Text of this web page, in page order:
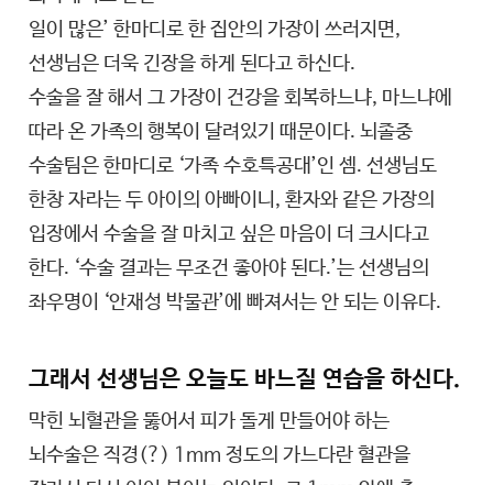
일이 많은’ 한마디로 한 집안의 가장이 쓰러지면,
선생님은 더욱 긴장을 하게 된다고 하신다.
수술을 잘 해서 그 가장이 건강을 회복하느냐, 마느냐에
따라 온 가족의 행복이 달려있기 때문이다. 뇌졸중
수술팀은 한마디로 ‘가족 수호특공대’인 셈. 선생님도
한창 자라는 두 아이의 아빠이니, 환자와 같은 가장의
입장에서 수술을 잘 마치고 싶은 마음이 더 크시다고
한다. ‘수술 결과는 무조건 좋아야 된다.’는 선생님의
좌우명이 ‘안재성 박물관’에 빠져서는 안 되는 이유다.
그래서 선생님은 오늘도 바느질 연습을 하신다.
막힌 뇌혈관을 뚫어서 피가 돌게 만들어야 하는
뇌수술은 직경(?) 1mm 정도의 가느다란 혈관을